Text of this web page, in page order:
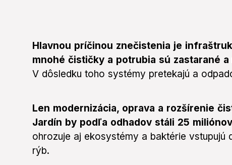
Hlavnou príčinou znečistenia je
mnohé čističky a potrubia sú zastarané
V dôsledku toho systémy pretekajú a
Len modernizácia, oprava a rozšírenie
Jardín by podľa odhadov stáli 25
ohrozuje aj ekosystémy a baktérie vstupujú
rýb.